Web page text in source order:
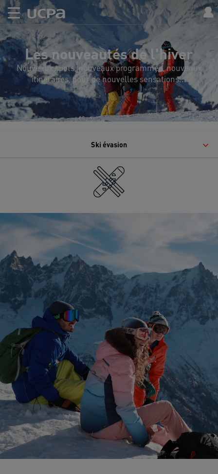
Les nouveautés de l'hiver
Nouveaux spots, nouveaux programmes, nouveaux
itinéraires, pour de nouvelles sensations...
Ski évasion